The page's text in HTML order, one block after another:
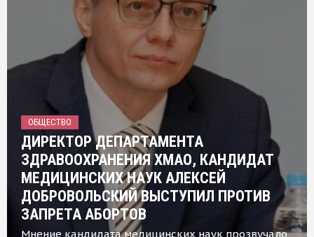
ОБЩЕСТВО
ДИРЕКТОР ДЕПАРТАМЕНТА
ЗДРАВООХРАНЕНИЯ ХМАО, КАНДИДАТ
МЕДИЦИНСКИХ НАУК АЛЕКСЕЙ
ДОБРОВОЛЬСКИЙ ВЫСТУПИЛ ПРОТИВ
ЗАПРЕТА АБОРТОВ
Мнение кандидата медицинских наук прозвучало